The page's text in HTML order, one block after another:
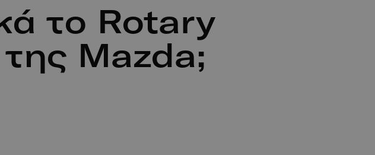
το Rotary
Mazda;